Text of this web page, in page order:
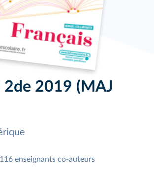
2de 2019 (MAJ
116 enseignants co-auteurs